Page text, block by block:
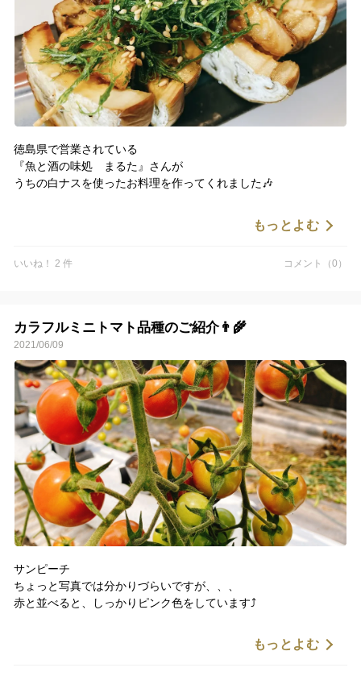
徳島県で営業されている
『魚と酒の味処 まるた』さんが
うちの白ナスを使ったお料理を作ってくれました🎶
プロの料理人の方にこんなに綺麗で美味しそうな料理に使ってい
これから、暑い夏に向けて健康増進に役立てていただけたら幸い
もっとよむ
いいね！ 2 件 コメント（0）
カラフルミニトマト品種のご紹介👨‍🌾
2021/06/09
サンピーチ
ちょっと写真では分かりづらいですが、、、
赤と並べると、しっかりピンク色をしています⤴️
甘酸っぱさのバランスが非常によく、ほのかに桃の風味を感じさ
もっとよむ